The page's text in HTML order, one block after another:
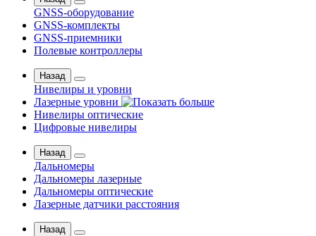
GNSS-оборудование
GNSS-комплекты
GNSS-приемники
Полевые контроллеры
Назад
Нивелиры и уровни
Лазерные уровни
Нивелиры оптические
Цифровые нивелиры
Назад
Дальномеры
Дальномеры лазерные
Дальномеры оптические
Лазерные датчики расстояния
Назад